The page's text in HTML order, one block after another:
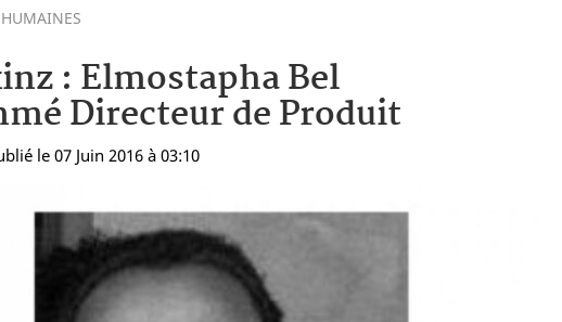
HUMAINES
: Elmostapha Bel
Directeur de Produit
le 07 Juin 2016 à 03:10